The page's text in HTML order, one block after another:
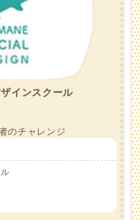
インスクール
のチャレンジ